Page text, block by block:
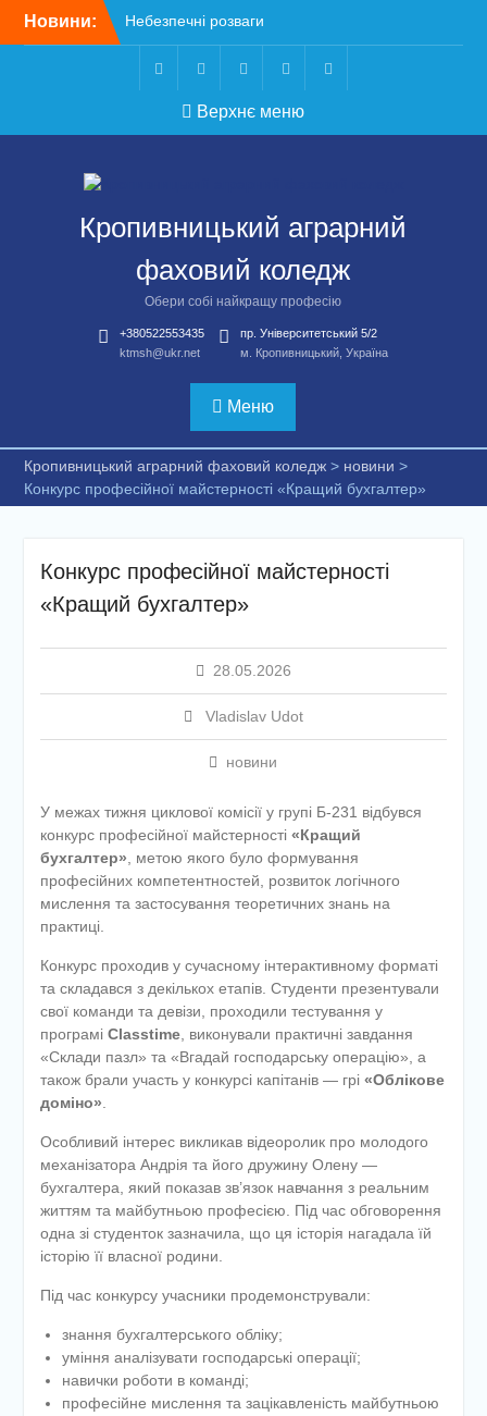
Новини:
Небезпечні розваги
можуть коштувати життя
Крок до сучасної
підприємницької освіти
Щасливої дороги,
випускники!
основні рішення
TelegramFacebookInstagram Youtube
Верхнє меню
Кропивницький аграрний
фаховий коледж
Обери собі найкращу професію
+380522553435
ktmsh@ukr.net
пр. Університетський 5/2
м. Кропивницький, Україна
Меню
Кропивницький аграрний фаховий коледж> новини >
Конкурс професійної майстерності «Кращий бухгалтер»
Конкурс професійної майстерності
«Кращий бухгалтер»
28.05.2026
Vladislav Udot
новини
У межах тижня циклової комісії у групі Б-231 відбувся
конкурс професійної майстерності «Кращий
бухгалтер» , метою якого було формування
професійних компетентностей, розвиток логічного
мислення та застосування теоретичних знань на
практиці.
Конкурс проходив у сучасному інтерактивному форматі
та складався з декількох етапів. Студенти презентували
свої команди та девізи, проходили тестування у
програмі Classtime, виконували практичні завдання
«Склади пазл» та «Вгадай господарську операцію», а
також брали участь у конкурсі капітанів — грі «Облікове
доміно»
Особливий інтерес викликав відеоролик про молодого
механізатора Андрія та його дружину Олену —
бухгалтера, який показав зв’язок навчання з реальним
життям та майбутньою професією. Під час обговорення
одна зі студенток зазначила, що ця історія нагадала їй
історію її власної родини.
Під час конкурсу учасники продемонстрували:
знання бухгалтерського обліку;
уміння аналізувати господарські операції;
навички роботи в команді;
професійне мислення та зацікавленість майбутньою